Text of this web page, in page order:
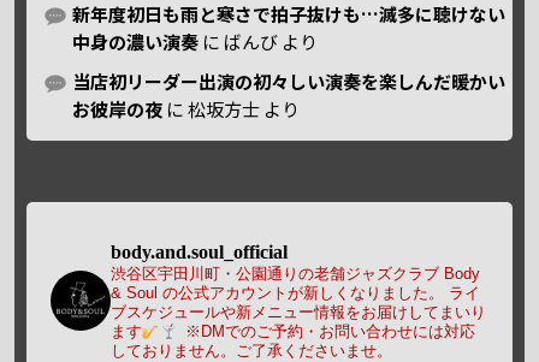
新年度初日も雨と寒さで拍子抜けも…滅多に聴けない
中身の濃い演奏 に ばんび より
当店初リーダー出演の初々しい演奏を楽しんだ暖かい
お彼岸の夜 に松坂方士 より
body.and.soul_official
渋谷区宇田川町・公園通りの老舗ジャズクラブ Body
& Soul の公式アカウントが新しくなりました。
ライ
ブスケジュールや新メニュー情報をお届けしてまいり
ます
※DMでのご予約・お問い合わせには対応
しておりません。ご了承くださいませ。